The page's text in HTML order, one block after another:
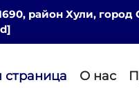
район Хули, город
О нас